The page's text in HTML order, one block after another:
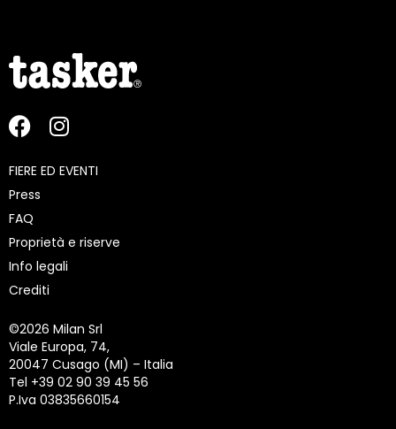
FIERE ED EVENTI
Press
FAQ
Proprietà e riserve
Info legali
Crediti
©2026 Milan Srl
Viale Europa, 74,
20047 Cusago (MI) – Italia
Tel +39 02 90 39 45 56
P.Iva 03835660154